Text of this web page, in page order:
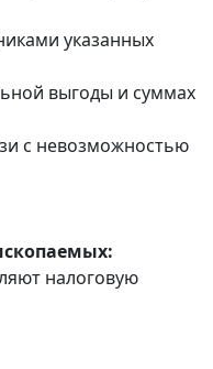
указанных
выгоды и суммах
с невозможностью
налоговую